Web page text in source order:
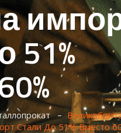
51%
–
Стали До 51% Вместо